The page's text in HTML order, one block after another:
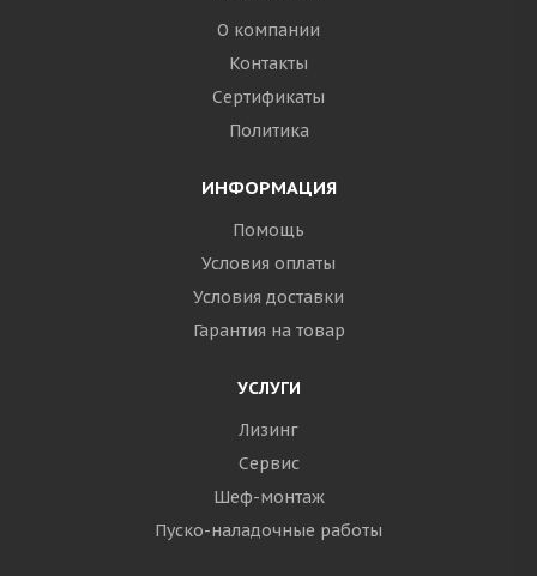
О компании
Контакты
Сертификаты
Политика
ИНФОРМАЦИЯ
Помощь
Условия оплаты
Условия доставки
Гарантия на товар
УСЛУГИ
Лизинг
Сервис
Шеф-монтаж
Пуско-наладочные работы